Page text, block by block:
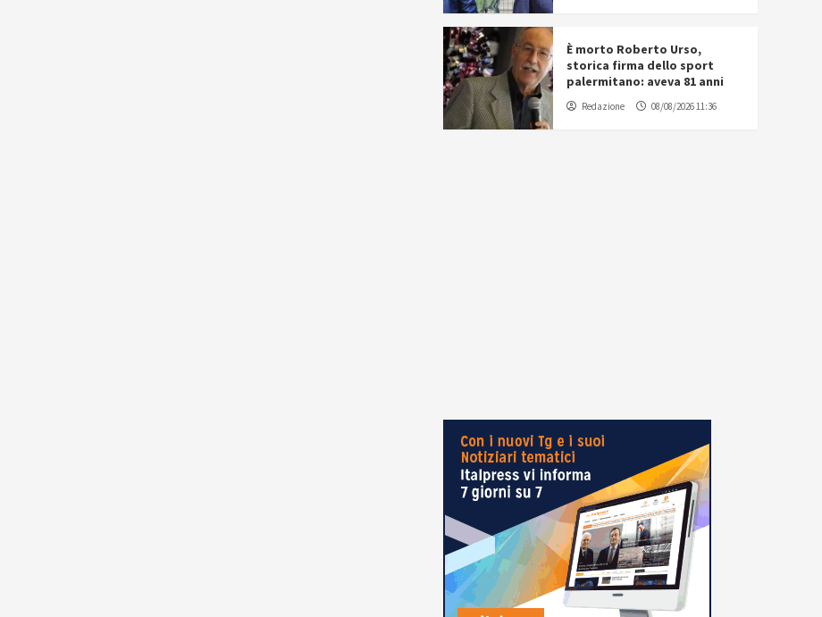
È morto Roberto Urso,
storica firma dello sport
palermitano: aveva 81 anni
Redazione 08/08/2026 11:36